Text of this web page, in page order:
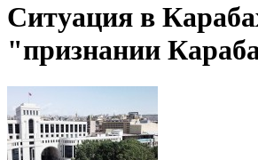
Ситуация в
"признании